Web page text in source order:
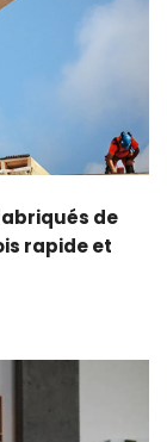
de
rapide et